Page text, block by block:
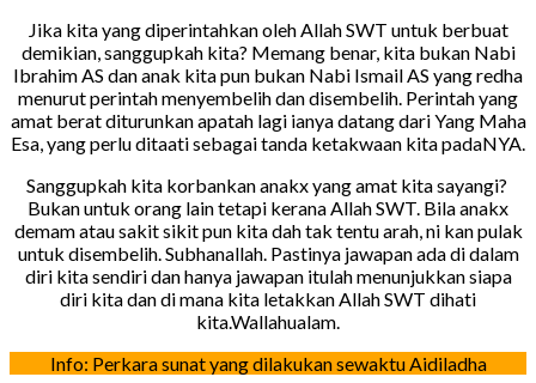
Jika kita yang diperintahkan oleh Allah SWT untuk berbuat
demikian, sanggupkah kita? Memang benar, kita bukan Nabi
Ibrahim AS dan anak kita pun bukan Nabi Ismail AS yang redha
menurut perintah menyembelih dan disembelih. Perintah yang
amat berat diturunkan apatah lagi ianya datang dari Yang Maha
Esa, yang perlu ditaati sebagai tanda ketakwaan kita padaNYA.
Sanggupkah kita korbankan anakx yang amat kita sayangi?
Bukan untuk orang lain tetapi kerana Allah SWT. Bila anakx
demam atau sakit sikit pun kita dah tak tentu arah, ni kan pulak
untuk disembelih. Subhanallah. Pastinya jawapan ada di dalam
diri kita sendiri dan hanya jawapan itulah menunjukkan siapa
diri kita dan di mana kita letakkan Allah SWT dihati
kita.Wallahualam.
Info: Perkara sunat yang dilakukan sewaktu Aidiladha